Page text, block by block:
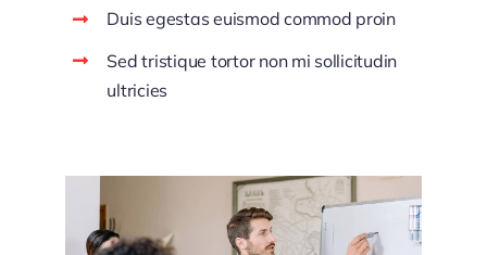
Duis egestas euismod commod proin
Sed tristique tortor non mi sollicitudin
ultricies